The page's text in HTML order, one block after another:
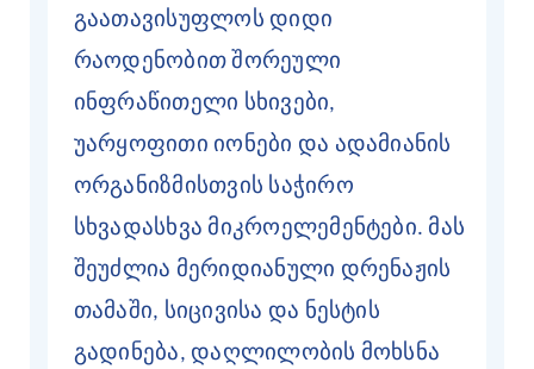
გაათავისუფლოს დიდი
რაოდენობით შორეული
ინფრაწითელი სხივები,
უარყოფითი იონები და ადამიანის
ორგანიზმისთვის საჭირო
სხვადასხვა მიკროელემენტები. მას
შეუძლია მერიდიანული დრენაჟის
თამაში, სიცივისა და ნესტის
გადინება, დაღლილობის მოხსნა